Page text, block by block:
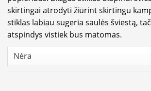
skirtingai atrodyti žiūrint skirtingu
stiklas labiau sugeria saulės šviestą,
atspindys vistiek bus matomas.